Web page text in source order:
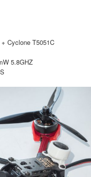
Cyclone T5051C
5.8GHZ